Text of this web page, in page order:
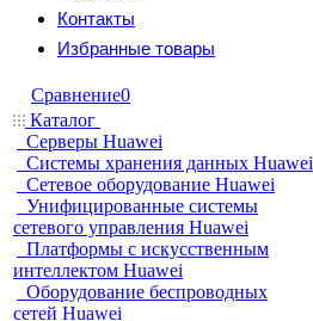
Контакты
Избранные товары
Сравнение0
Каталог
Серверы Huawei
Системы хранения данных Huawei
Сетевое оборудование Huawei
Унифицированные системы
сетевого управления Huawei
Платформы с искусственным
интеллектом Huawei
Оборудование беспроводных
сетей Huawei